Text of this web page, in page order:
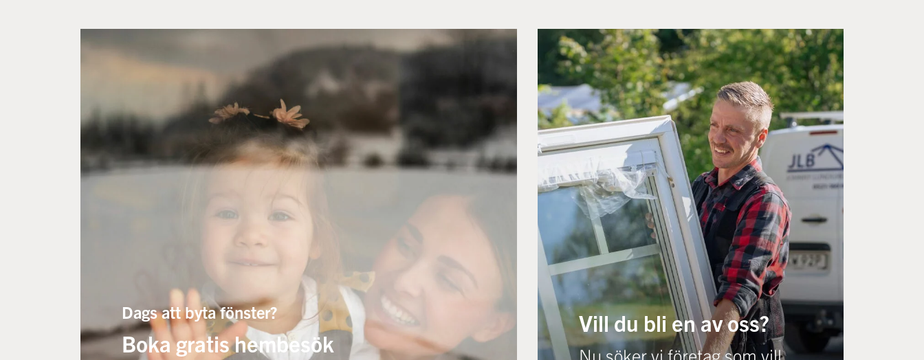
Dags att byta fönster?
Boka gratis hembesök
Vill du bli en av oss?
Nu söker vi företag som vill